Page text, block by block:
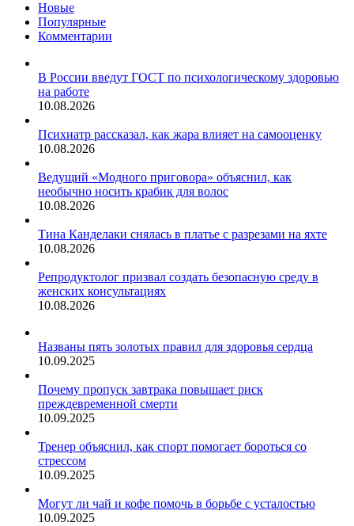
происходит
ЕГЭ
Новые
Популярные
Комментарии
В России введут ГОСТ по психологическому здоровью
на работе
10.08.2026
Психиатр рассказал, как жара влияет на самооценку
10.08.2026
Ведущий «Модного приговора» объяснил, как
необычно носить крабик для волос
10.08.2026
Тина Канделаки снялась в платье с разрезами на яхте
10.08.2026
Репродуктолог призвал создать безопасную среду в
женских консультациях
10.08.2026
Названы пять золотых правил для здоровья сердца
10.09.2025
Почему пропуск завтрака повышает риск
преждевременной смерти
10.09.2025
Тренер объяснил, как спорт помогает бороться со
стрессом
10.09.2025
Могут ли чай и кофе помочь в борьбе с усталостью
10.09.2025